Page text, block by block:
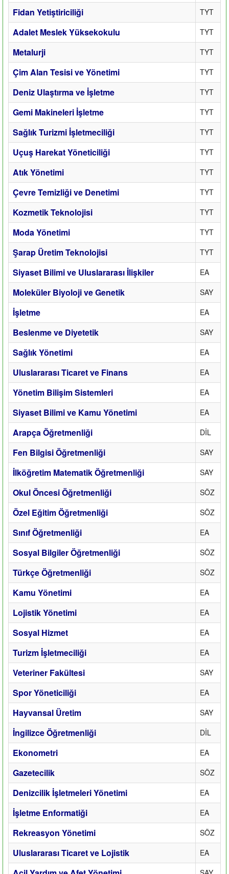
Fidan Yetiştiriciliği TYT
Adalet Meslek Yüksekokulu TYT
Metalurji TYT
Çim Alan Tesisi ve Yönetimi TYT
Deniz Ulaştırma ve İşletme TYT
Gemi Makineleri İşletme TYT
Sağlık Turizmi İşletmeciliği TYT
Uçuş Harekat Yöneticiliği TYT
Atık Yönetimi TYT
Çevre Temizliği ve Denetimi TYT
Kozmetik Teknolojisi TYT
Moda Yönetimi TYT
Şarap Üretim Teknolojisi TYT
Siyaset Bilimi ve Uluslararası İlişkiler EA
Moleküler Biyoloji ve Genetik SAY
İşletme EA
Beslenme ve Diyetetik SAY
Sağlık Yönetimi EA
Uluslararası Ticaret ve Finans EA
Yönetim Bilişim Sistemleri EA
Siyaset Bilimi ve Kamu Yönetimi EA
Arapça Öğretmenliği DİL
Fen Bilgisi Öğretmenliği SAY
İlköğretim Matematik Öğretmenliği SAY
Okul Öncesi Öğretmenliği SÖZ
Özel Eğitim Öğretmenliği SÖZ
Sınıf Öğretmenliği EA
Sosyal Bilgiler Öğretmenliği SÖZ
Türkçe Öğretmenliği SÖZ
Kamu Yönetimi EA
Lojistik Yönetimi EA
Sosyal Hizmet EA
Turizm İşletmeciliği EA
Veteriner Fakültesi SAY
Spor Yöneticiliği EA
Hayvansal Üretim SAY
İngilizce Öğretmenliği DİL
Ekonometri EA
Gazetecilik SÖZ
Denizcilik İşletmeleri Yönetimi EA
İşletme Enformatiği EA
Rekreasyon Yönetimi SÖZ
Uluslararası Ticaret ve Lojistik EA